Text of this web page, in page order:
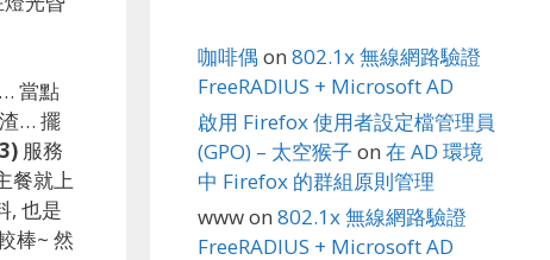
當點
… 擺
服務
餐就上
, 也是
棒~ 然
咖啡偶 on 802.1x 無線網路驗證
FreeRADIUS + Microsoft AD
啟用 Firefox 使用者設定檔管理員
(GPO) – 太空猴子 on 在 AD 環境
中 Firefox 的群組原則管理
wwwon 802.1x 無線網路驗證
FreeRADIUS + Microsoft AD